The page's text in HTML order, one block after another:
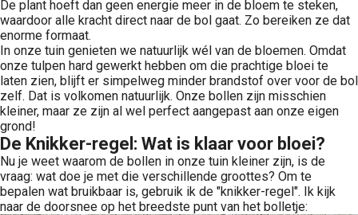
De plant hoeft dan geen energie meer in de bloem te steken,
waardoor alle kracht direct naar de bol gaat. Zo bereiken ze dat
enorme formaat.
In onze tuin genieten we natuurlijk wél van de bloemen. Omdat
onze tulpen hard gewerkt hebben om die prachtige bloei te
laten zien, blijft er simpelweg minder brandstof over voor de bol
zelf. Dat is volkomen natuurlijk. Onze bollen zijn misschien
kleiner, maar ze zijn al wel perfect aangepast aan onze eigen
grond!
De Knikker-regel: Wat is klaar voor bloei?
Nu je weet waarom de bollen in onze tuin kleiner zijn, is de
vraag: wat doe je met die verschillende groottes? Om te
bepalen wat bruikbaar is, gebruik ik de "knikker-regel". Ik kijk
naar de doorsnee op het breedste punt van het bolletje: